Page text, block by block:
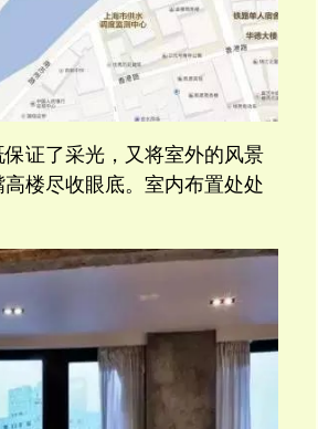
证了采光，又将室外的风景
楼尽收眼底。室内布置处处